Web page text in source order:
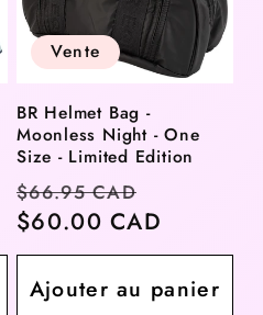
Vente
BR Helmet Bag -
Moonless Night - One
Size - Limited Edition
Prix
habituel
$66.95 CAD
soldé
$60.00 CAD
Ajouter au panier